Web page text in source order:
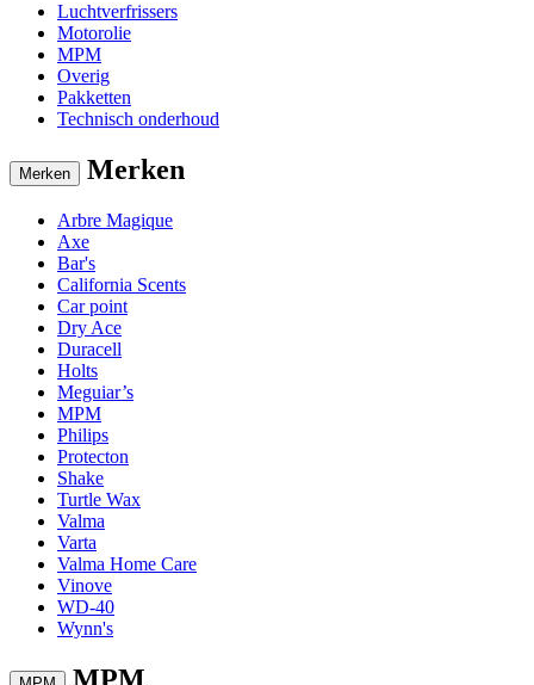
Luchtverfrissers
Motorolie
MPM
Overig
Pakketten
Technisch onderhoud
Merken Merken
Arbre Magique
Axe
Bar's
California Scents
Car point
Dry Ace
Duracell
Holts
Meguiar’s
MPM
Philips
Protecton
Shake
Turtle Wax
Valma
Varta
Valma Home Care
Vinove
WD-40
Wynn's